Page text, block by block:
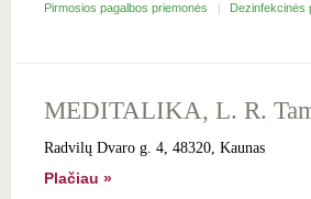
Pirmosios pagalbos priemonės
Dezinfekcinės
MEDITALIKA, L. R.
Radvilų Dvaro g. 4, 48320, Kaunas
Plačiau »